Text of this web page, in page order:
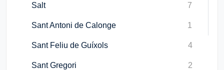
Salt 7
Sant Antoni de Calonge 1
Sant Feliu de Guíxols 4
Sant Gregori 2